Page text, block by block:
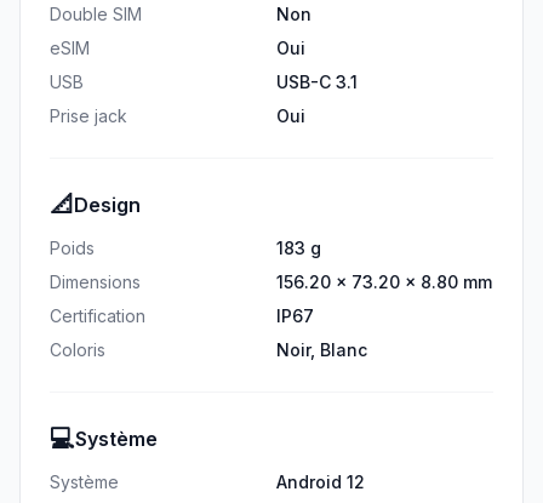
Double SIM
Non
eSIM
Oui
USB
USB-C 3.1
Prise jack
Oui
📐 Design
Poids
183 g
Dimensions
156.20 × 73.20 × 8.80 mm
Certification
IP67
Coloris
Noir, Blanc
💻Système
Système
Android 12